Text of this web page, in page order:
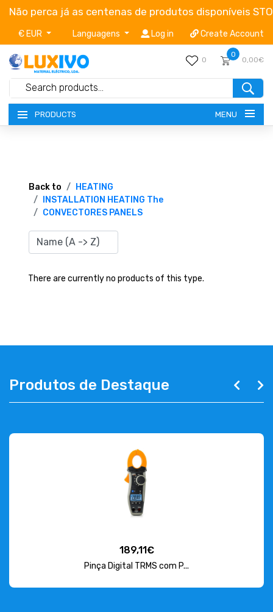
Não perca já as centenas de produtos disponíveis
€ EUR Languagens Log in Create Account
0
0
0,00€
PRODUCTS MENU
TERMS OF SERVICE
CATALOGUES
CAMPAIGNS
ABOUT US
Back to
HEATING
INSTALLATION HEATING The
CONVECTORES PANELS
There are currently no products of this type.
Produtos de Destaque
189,11€
Pinça Digital TRMS com P...